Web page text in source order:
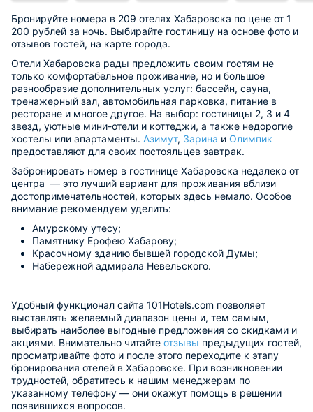
Бронируйте номера в 209 отелях Хабаровска по цене от 1
200 рублей за ночь. Выбирайте гостиницу на основе фото и
отзывов гостей, на карте города.
Отели Хабаровска рады предложить своим гостям не
только комфортабельное проживание, но и большое
разнообразие дополнительных услуг: бассейн, сауна,
тренажерный зал, автомобильная парковка, питание в
ресторане и многое другое. На выбор: гостиницы 2, 3 и 4
звезд, уютные мини-отели и коттеджи, а также недорогие
хостелы или апартаменты. Азимут, Зарина и Олимпик
предоставляют для своих постояльцев завтрак.
Забронировать номер в гостинице Хабаровска недалеко от
центра — это лучший вариант для проживания вблизи
достопримечательностей, которых здесь немало. Особое
внимание рекомендуем уделить:
Амурскому утесу;
Памятнику Ерофею Хабарову;
Красочному зданию бывшей городской Думы;
Набережной адмирала Невельского.
Удобный функционал сайта 101Hotels.com позволяет
выставлять желаемый диапазон цены и, тем самым,
выбирать наиболее выгодные предложения со скидками и
акциями. Внимательно читайте отзывы предыдущих гостей,
просматривайте фото и после этого переходите к этапу
бронирования отелей в Хабаровске. При возникновении
трудностей, обратитесь к нашим менеджерам по
указанному телефону — они окажут помощь в решении
появившихся вопросов.